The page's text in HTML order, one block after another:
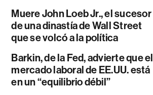
Muere John Loeb Jr., el sucesor
de una dinastía de Wall Street
que se volcó a la política
Barkin, de la Fed, advierte que el
mercado laboral de EE.UU. está
en un “equilibrio débil”